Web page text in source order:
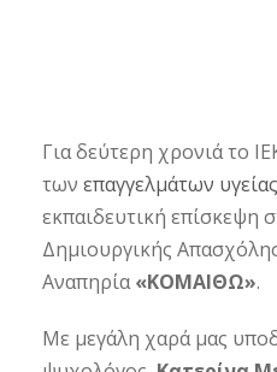
Για δεύτερη χρονιά το
των επαγγελμάτων υγείας
εκπαιδευτική επίσκεψη
Δημιουργικής
Αναπηρία«ΚΟΜΑΙΘΩ».
Με μεγάλη χαρά μας